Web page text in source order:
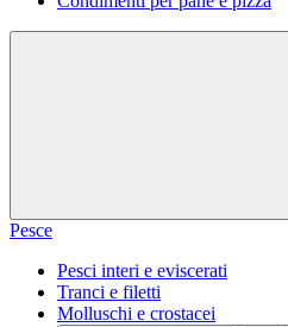
Pesce
Pesci interi e eviscerati
Tranci e filetti
Molluschi e crostacei